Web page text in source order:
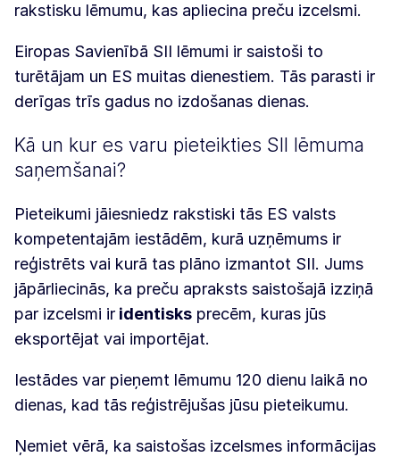
rakstisku lēmumu, kas apliecina preču izcelsmi.
Eiropas Savienībā SII lēmumi ir saistoši to
turētājam un ES muitas dienestiem. Tās parasti ir
derīgas trīs gadus no izdošanas dienas.
Kā un kur es varu pieteikties SII lēmuma
saņemšanai?
Pieteikumi jāiesniedz rakstiski tās ES valsts
kompetentajām iestādēm, kurā uzņēmums ir
reģistrēts vai kurā tas plāno izmantot SII. Jums
jāpārliecinās, ka preču apraksts saistošajā izziņā
par izcelsmi ir identisks precēm, kuras jūs
eksportējat vai importējat.
Iestādes var pieņemt lēmumu 120 dienu laikā no
dienas, kad tās reģistrējušas jūsu pieteikumu.
Ņemiet vērā, ka saistošas izcelsmes informācijas